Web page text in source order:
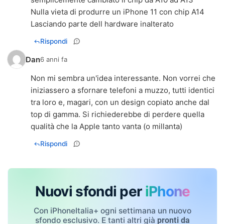
Nulla vieta di produrre un iPhone 11 con chip A14
Lasciando parte dell hardware inalterato
Rispondi
Dan6 anni fa
Non mi sembra un'idea interessante. Non vorrei che
iniziassero a sfornare telefoni a muzzo, tutti identici
tra loro e, magari, con un design copiato anche dal
top di gamma. Si richiederebbe di perdere quella
qualità che la Apple tanto vanta (o millanta)
Rispondi
Nuovi sfondi per iPhone
Con iPhoneItalia+ ogni settimana un nuovo
sfondo esclusivo. E tanti altri già pronti da